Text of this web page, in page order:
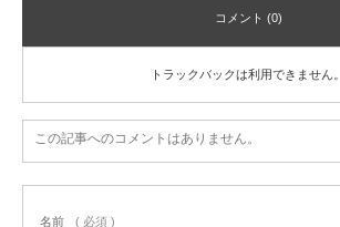
コメント (0)
トラックバックは利用できません。
この記事へのコメントはありません。
名前 ( 必須 )